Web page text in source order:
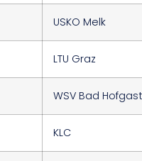
USKO Melk
LTU Graz
WSV Bad
KLC